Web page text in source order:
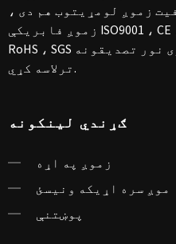
زموږ لومړیتوب هم دی ،
زموږ فابریکې ISO9001 ، CE ، FCC ،
RoHS ، SGS او ډیری نور تصدیقونه
ترلاسه کړي.
ګړندي لینکونه
زموږ په اړه
موږ سره اړیکه ونیسئ
پوښتنې